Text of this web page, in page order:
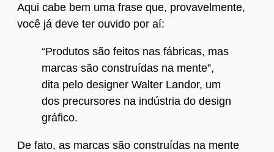
Aqui cabe bem uma frase que, provavelmente,
você já deve ter ouvido por aí:
“Produtos são feitos nas fábricas, mas
marcas são construídas na mente”,
dita pelo designer Walter Landor, um
dos precursores na indústria do design
gráfico.
De fato, as marcas são construídas na mente